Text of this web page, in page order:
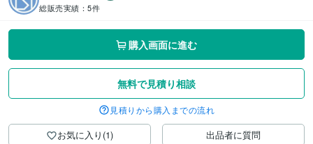
総販売実績： 5件
購入画面に進む
無料で見積り相談
見積りから購入までの流れ
お気に入り(1) 出品者に質問